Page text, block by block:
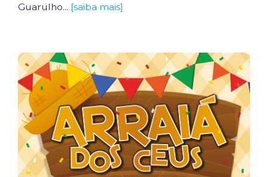
Guarulho... [saiba mais]